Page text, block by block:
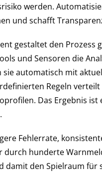
werden.
und schafft
gestaltet den
und Sensoren die
automatisch mit
Regeln
Das Ergebnis
Fehlerrate,
durch hunderte
damit den Spielraum